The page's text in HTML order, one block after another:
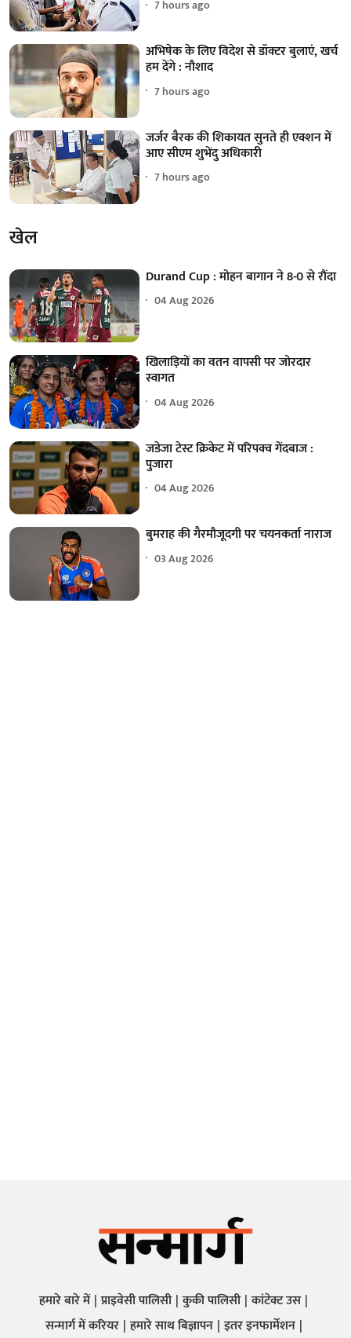
7 hours ago
अभिषेक के लिए विदेश से डॉक्टर बुलाएं, खर्च
हम देंगे : नौशाद
7 hours ago
जर्जर बैरक की शिकायत सुनते ही एक्शन में
आए सीएम शुभेंदु अधिकारी
7 hours ago
खेल
Durand Cup : मोहन बागान ने 8-0 से रौंदा
04 Aug 2026
खिलाड़ियों का वतन वापसी पर जोरदार
स्वागत
04 Aug 2026
जडेजा टेस्ट क्रिकेट में परिपक्व गेंदबाज :
पुजारा
04 Aug 2026
बुमराह की गैरमौजूदगी पर चयनकर्ता नाराज
03 Aug 2026
हमारे बारे में प्राइवेसी पालिसी कुकी पालिसी कांटेक्ट उस
सन्मार्ग में करियर हमारे साथ बिज्ञापन इतर इनफार्मेशन